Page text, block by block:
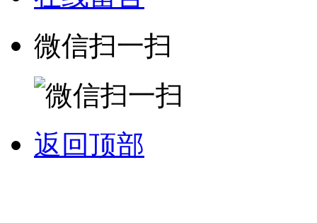
微信扫一扫
返回顶部